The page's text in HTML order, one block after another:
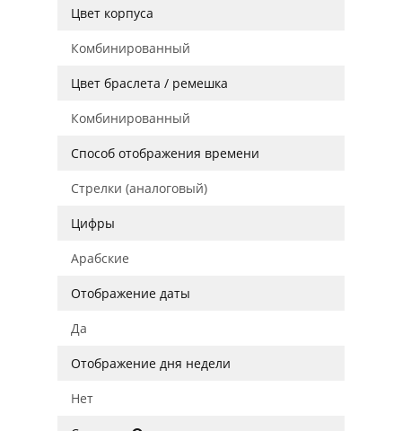
Цвет корпуса
Комбинированный
Цвет браслета / ремешка
Комбинированный
Способ отображения времени
Стрелки (аналоговый)
Цифры
Арабские
Отображение даты
Да
Отображение дня недели
Нет